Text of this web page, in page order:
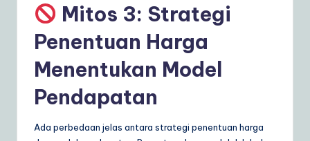
Mitos 3: Strategi
Penentuan Harga
Menentukan Model
Pendapatan
Ada perbedaan jelas antara strategi penentuan harga